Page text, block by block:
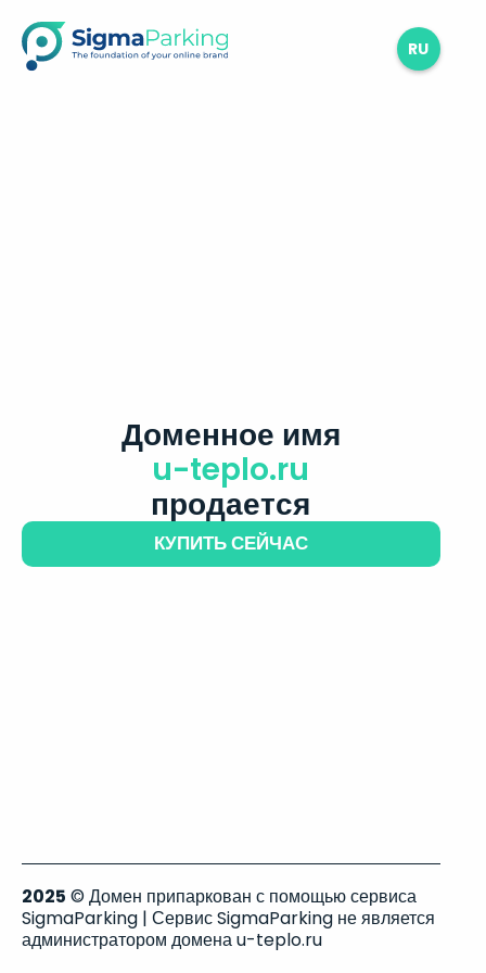
RU
Доменное имя
u-teplo.ru
продается
КУПИТЬ СЕЙЧАС
2025 © Домен припаркован с помощью сервиса
SigmaParking | Сервис SigmaParking не является
администратором домена u-teplo.ru